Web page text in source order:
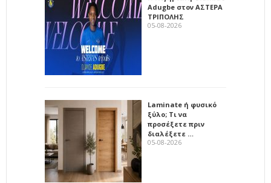
Adugbe στον ΑΣΤΕΡΑ
ΤΡΙΠΟΛΗΣ
05-08-2026
Laminate ή φυσικό
ξύλο; Τι να
προσέξετε πριν
διαλέξετε …
05-08-2026